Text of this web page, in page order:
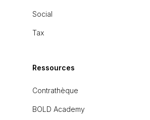
Social
Tax
Ressources
Contrathèque
BOLD Academy